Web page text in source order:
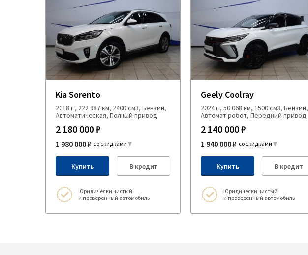
Kia Sorento
2018 г., 222 987 км, 2400 см3, Бензин,
Автоматическая, Полный привод
2 180 000 ₽
1 980 000 ₽ со скидками
Купить В кредит
Юридически чистый
и проверенный автомобиль
Geely Coolray
2024 г., 50 068 км, 1500 см3, Бензин,
Автомат робот, Передний привод
2 140 000 ₽
1 940 000 ₽ со скидками
Купить В кредит
Юридически чистый
и проверенный автомобиль